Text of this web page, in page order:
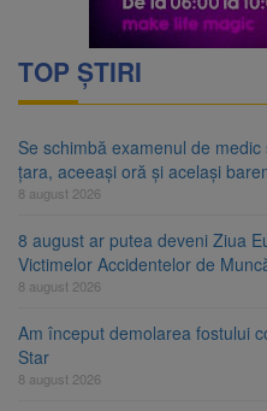
TOP ȘTIRI
Se schimbă examenul de
țara, aceeași oră și același
8 august 2026
8 august ar putea deveni Ziua
Victimelor Accidentelor de
8 august 2026
Am început demolarea fostului
Star
8 august 2026